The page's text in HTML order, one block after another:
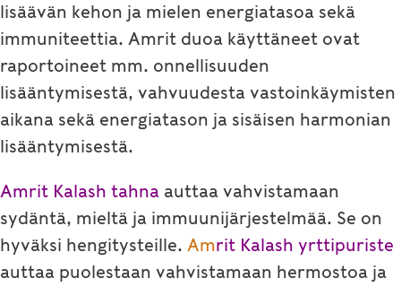
lisäävän kehon ja mielen energiatasoa sekä
immuniteettia. Amrit duoa käyttäneet ovat
raportoineet mm. onnellisuuden
lisääntymisestä, vahvuudesta vastoinkäymisten
aikana sekä energiatason ja sisäisen harmonian
lisääntymisestä.
Amrit Kalash tahna auttaa vahvistamaan
sydäntä, mieltä ja immuunijärjestelmää. Se on
hyväksi hengitysteille. Amrit Kalash yrttipuriste
auttaa puolestaan vahvistamaan hermostoa ja